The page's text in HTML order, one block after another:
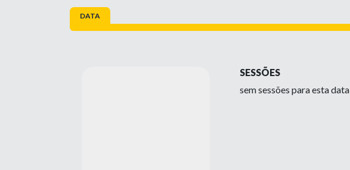
DATA
SESSÕES
sem sessões para esta data